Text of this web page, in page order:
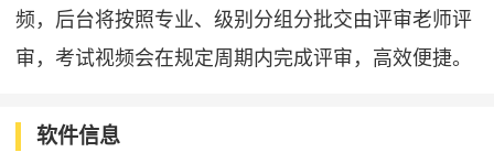
频，后台将按照专业、级别分组分批交由评审老师评
审，考试视频会在规定周期内完成评审，高效便捷。
软件信息